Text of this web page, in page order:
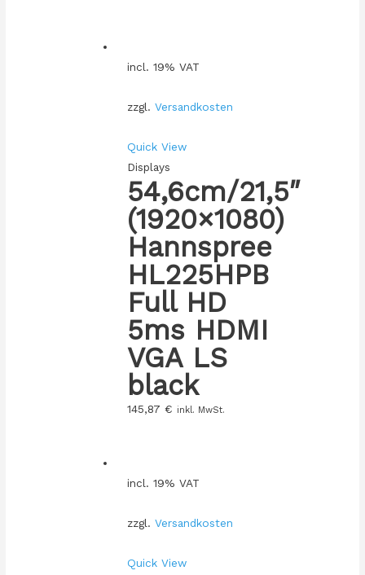
incl. 19% VAT
zzgl. Versandkosten
Quick View
Displays
54,6cm/21,5″
(1920×1080)
Hannspree
HL225HPB
Full HD
5ms HDMI
VGA LS
black
145,87 € inkl. MwSt.
incl. 19% VAT
zzgl. Versandkosten
Quick View